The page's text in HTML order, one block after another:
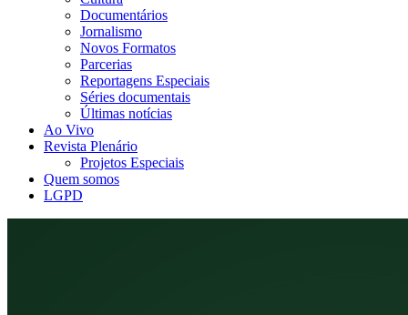
Documentários
Jornalismo
Novos Formatos
Parcerias
Reportagens Especiais
Séries documentais
Últimas notícias
Ao Vivo
Revista Plenário
Projetos Especiais
Quem somos
LGPD